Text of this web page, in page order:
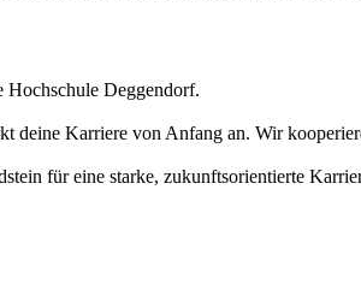
Deggendorf.
deine Karriere von Anfang an. Wir
für eine starke, zukunftsorientierte